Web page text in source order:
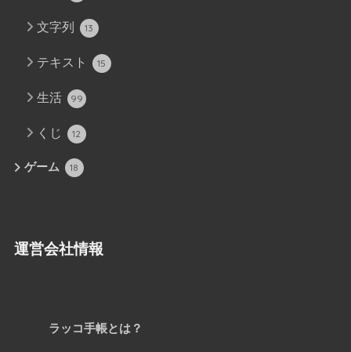
文字列 13
テキスト 15
生活 99
くじ 12
ゲーム 18
運営会社情報
ラッコ手帳とは？